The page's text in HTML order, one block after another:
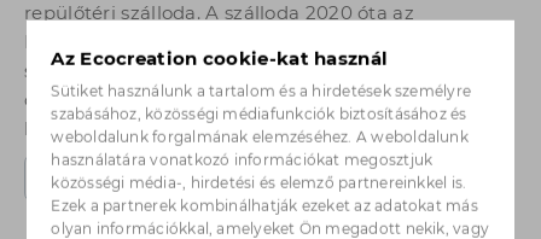
Az Ecocreation cookie-kat használ
Sütiket használunk a tartalom és a hirdetések személyre
szabásához, közösségi médiafunkciók biztosításához és
weboldalunk forgalmának elemzéséhez. A weboldalunk
használatára vonatkozó információkat megosztjuk
közösségi média-, hirdetési és elemző partnereinkkel is.
Ezek a partnerek kombinálhatják ezeket az adatokat más
olyan információkkal, amelyeket Ön megadott nekik, vagy
repülőtéri szálloda. A szálloda 2020 óta az
Ecocreation cég Ecodigesterével is üzemel. Minden
szerves hulladékot a helyszínen komposzttá
dolgoznak fel. Jó a környezetnek és jó a 85%
kevesebb teherautó-utazásért.
Vissza a vásárlói esetekhez